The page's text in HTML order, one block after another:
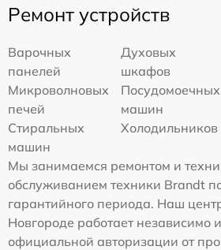
Ремонт устройств
Варочных
панелей
Духовых
шкафов
Микроволновых
печей
Посудомоечных
машин
Стиральных
машин
Холодильников
Мы занимаемся ремонтом и
обслуживанием техники Brandt
гарантийного периода. Наш
Новгороде работает независимо
официальной авторизации от